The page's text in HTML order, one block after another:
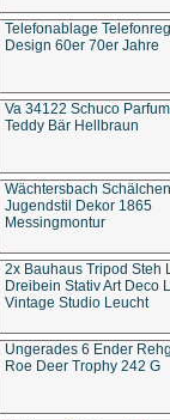
Telefonablage
Design 60er 70er Jahre
Va 34122 Schuco
Teddy Bär Hellbraun
Wächtersbach Schälchen
Jugendstil Dekor 1865
Messingmontur
2x Bauhaus Tripod Steh
Dreibein Stativ Art Deco
Vintage Studio Leucht
Ungerades 6 Ender
Roe Deer Trophy 242 G